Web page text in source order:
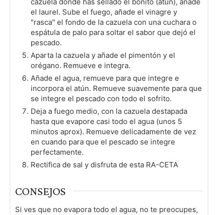
el laurel. Sube el fuego, añade el vinagre y
"rasca" el fondo de la cazuela con una cuchara o
espátula de palo para soltar el sabor que dejó el
pescado.
Aparta la cazuela y añade el pimentón y el
orégano. Remueve e integra.
Añade el agua, remueve para que integre e
incorpora el atún. Remueve suavemente para que
se integre el pescado con todo el sofrito.
Deja a fuego medio, con la cazuela destapada
hasta que evapore casi todo el agua (unos 5
minutos aprox). Remueve delicadamente de vez
en cuando para que el pescado se integre
perfectamente.
Rectifica de sal y disfruta de esta RA-CETA
CONSEJOS
Si ves que no evapora todo el agua, no te preocupes,